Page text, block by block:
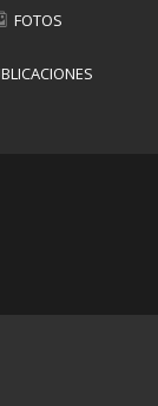
FOTOS